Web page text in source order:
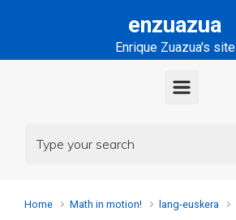
enzuazua
Enrique Zuazua's site
Home Math in motion! lang-euskera